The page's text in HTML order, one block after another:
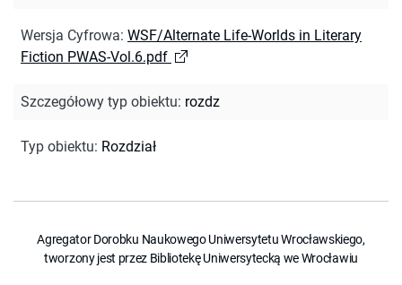
Wersja Cyfrowa: WSF/Alternate Life-Worlds in Literary
Fiction PWAS-Vol.6.pdf
Szczegółowy typ obiektu: rozdz
Typ obiektu: Rozdział
Agregator Dorobku Naukowego Uniwersytetu Wrocławskiego,
tworzony jest przez Bibliotekę Uniwersytecką we Wrocławiu